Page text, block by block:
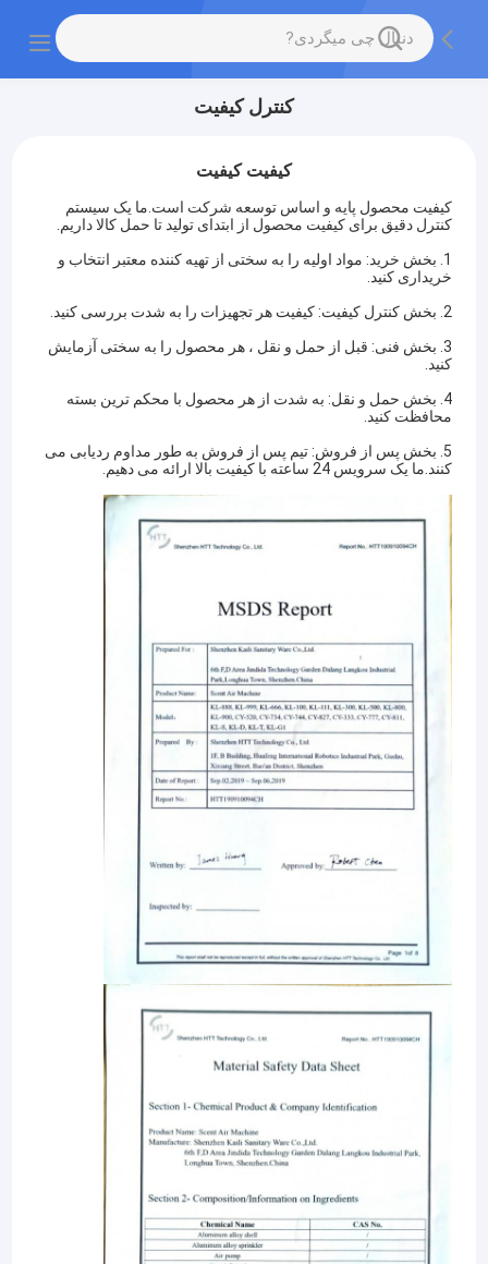
کنترل کیفیت
کیفیت کیفیت
کیفیت محصول پایه و اساس توسعه شرکت است.ما یک سیستم
کنترل دقیق برای کیفیت محصول از ابتدای تولید تا حمل کالا داریم.
1. بخش خرید: مواد اولیه را به سختی از تهیه کننده معتبر انتخاب و
خریداری کنید.
2. بخش کنترل کیفیت: کیفیت هر تجهیزات را به شدت بررسی کنید.
3. بخش فنی: قبل از حمل و نقل ، هر محصول را به سختی آزمایش
کنید.
4. بخش حمل و نقل: به شدت از هر محصول با محکم ترین بسته
محافظت کنید.
5. بخش پس از فروش: تیم پس از فروش به طور مداوم ردیابی می
کنند.ما یک سرویس 24 ساعته با کیفیت بالا ارائه می دهیم.